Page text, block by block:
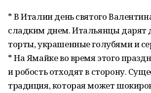
* В Италии день святого
сладким днем. Итальянцы дарят
торты, украшенные голубями и
* На Ямайке во время этого
и робость отходят в сторону.
традиция, которая может